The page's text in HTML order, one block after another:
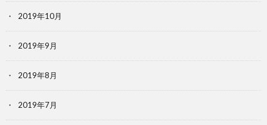
2019年10月
2019年9月
2019年8月
2019年7月